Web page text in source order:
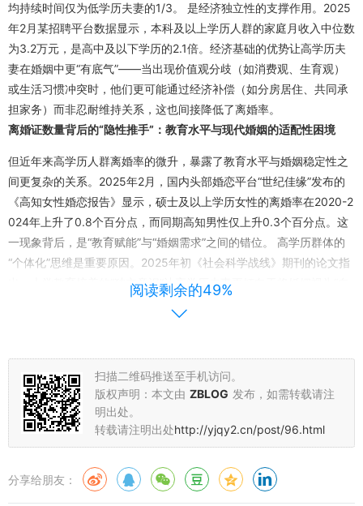
均持续时间仅为低学历夫妻的1/3。 是经济独立性的支撑作用。2025
年2月某招聘平台数据显示，本科及以上学历人群的家庭月收入中位数
为3.2万元，是高中及以下学历的2.1倍。经济基础的优势让高学历夫
妻在婚姻中更“有底气”——当出现价值观分歧（如消费观、生育观）
或生活习惯冲突时，他们更可能通过经济补偿（如分房居住、共同承
担家务）而非忍耐维持关系，这也间接降低了离婚率。
离婚证数量背后的“隐性推手”：教育水平与现代婚姻的适配性困境
但近年来高学历人群离婚率的微升，暴露了教育水平与婚姻稳定性之
间更复杂的关系。2025年2月，国内头部婚恋平台“世纪佳缘”发布的
《高知女性婚恋报告》显示，硕士及以上学历女性的离婚率在2020-2
024年上升了0.8个百分点，而同期高知男性仅上升0.3个百分点。这
一现象背后，是“教育赋能”与“婚姻需求”之间的错位。 高学历群体的
“个体化”思维是重要原因。2025年初《社会科学战线》期刊的论文指
出，大学教育培养的“独立意识”让高学历夫妻更倾向于将婚姻视为“自
比“婚姻完整度”更重要，这种心态让他们在婚姻出现“不匹配”时，更容
易选择结束关系。 “完美主义”也是高学历群体的婚姻“隐形杀手”。202
5年3月《心理学报》的研究发现，本科及以上学历人群对婚姻的“预
期满意度”（即“理想婚姻状态”）比低学历群体高40%，而实际婚姻质
量往往难以达到预期。当现实与理想产生差距时，他们更难“将就”
——比如2025年春节期间，某心理咨询机构接到的咨询中，35岁的
女博士林女士因丈夫“不懂自己的精神追求”提出离婚，她在日记中写
阅读剩余的49%
扫描二维码推送至手机访问。
版权声明：本文由 ZBLOG 发布，如需转载请注
明出处。
转载请注明出处http://yjqy2.cn/post/96.html
分享给朋友：